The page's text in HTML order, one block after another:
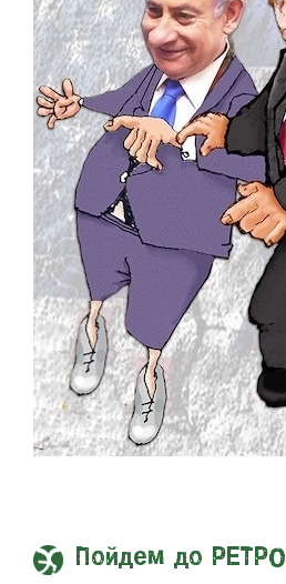
Пойдем до РЕТРО